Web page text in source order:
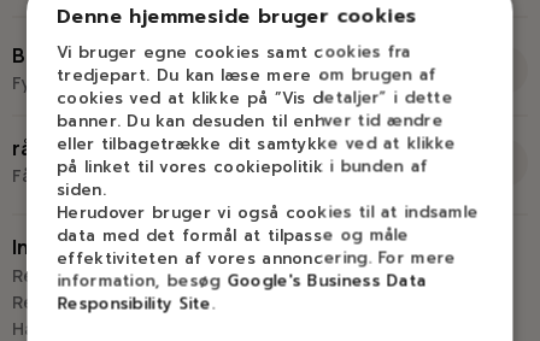
+45 98 17 27 33
Skriv til os
Besøg os
Fysisk butik og kompetencecenter
Virkelyst 3
9400 Nørresundby
Hverdage: 8.00-16.00
Lørdag & søndag: Lukket
råd og vejledning
Få råd og vejledning hos Savdoktoren
“Vi bygger vores løsninger på viden, erfaring og faglig indsigt
- så du kan træffe
det rigtige valg, hver gang.
Information
Retur
Reparation
Handelsbetingelser
Denne hjemmeside bruger cookies
Vi bruger egne cookies samt cookies fra
tredjepart. Du kan læse mere om brugen af
cookies ved at klikke på ”Vis detaljer” i dette
banner. Du kan desuden til enhver tid ændre
eller tilbagetrække dit samtykke ved at klikke
på linket til vores cookiepolitik i bunden af
siden.
Herudover bruger vi også cookies til at indsamle
data med det formål at tilpasse og måle
effektiviteten af vores annoncering. For mere
information, besøg Google's Business Data
Responsibility Site.